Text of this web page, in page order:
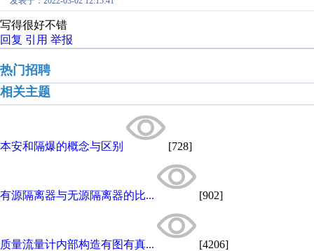
写得很好不错
回复 引用 举报
热门招聘
相关主题
本安和隔爆的概念与区别 [728]
有源隔离器与无源隔离器的比... [902]
质量流量计内部构造有图有真... [4206]